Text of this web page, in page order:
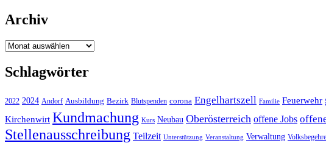
Archiv
Archiv
Schlagwörter
2022 2024 Andorf Ausbildung Bezirk Blutspenden corona Engelhartszell Familie Feuerwehr
Kirchenwirt Kundmachung Kurs Neubau Oberösterreich offene Jobs
Stellenausschreibung Teilzeit Unterstützung Veranstaltung Verwaltung